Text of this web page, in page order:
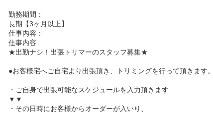
勤務期間：
長期【3ヶ月以上】
仕事内容：
仕事内容
★出勤ナシ！出張トリマーのスタッフ募集★
●お客様宅へご自宅より出張頂き、トリミングを行って頂きます。
・ご自身で出張可能なスケジュールを入力頂きます
▼▼
・その日時にお客様からオーダーが入いり、